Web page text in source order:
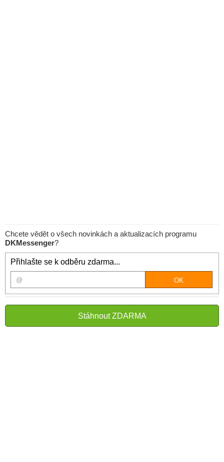
Chcete vědět o všech novinkách a aktualizacích programu
DKMessenger?
Přihlašte se k odběru zdarma...
Stáhnout ZDARMA